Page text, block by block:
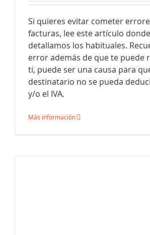
Si quieres evitar cometer
facturas, lee este artículo
detallamos los habituales.
error además de que te puede
tí, puede ser una causa para
destinatario no se pueda
y/o el IVA.
Más información
Contenido de las